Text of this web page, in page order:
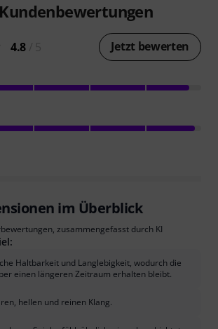
Kundenbewertungen
4.8 Jetzt bewerten
im Überblick
zusammengefasst durch KI
Haltbarkeit und Langlebigkeit, wodurch die
einen längeren Zeitraum erhalten bleibt.
hellen und reinen Klang.